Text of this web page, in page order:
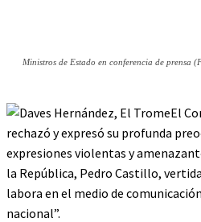
Ministros de Estado en conferencia de prensa
El
rechazó y expresó su profunda
expresiones violentas y
la República, Pedro Castillo,
labora en el medio de
nacional”.